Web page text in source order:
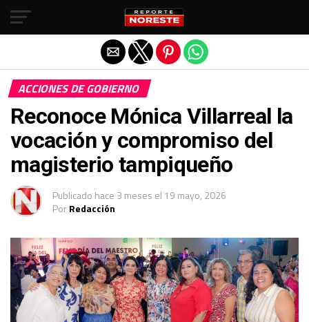
ACCIONES DE GOBIERNO
Reconoce Mónica Villarreal la
vocación y compromiso del
magisterio tampiqueño
Publicado hace 3 meses el 19 mayo, 2026
PorRedacción
Salir de la versión móvil